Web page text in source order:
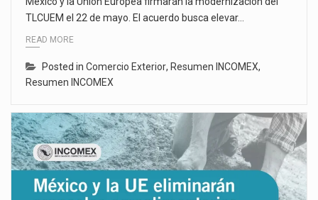
TLCUEM el 22 de mayo. El acuerdo busca elevar…
READ MORE
Posted in Comercio Exterior, Resumen INCOMEX,
Resumen INCOMEX